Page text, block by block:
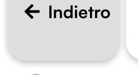
Indietro